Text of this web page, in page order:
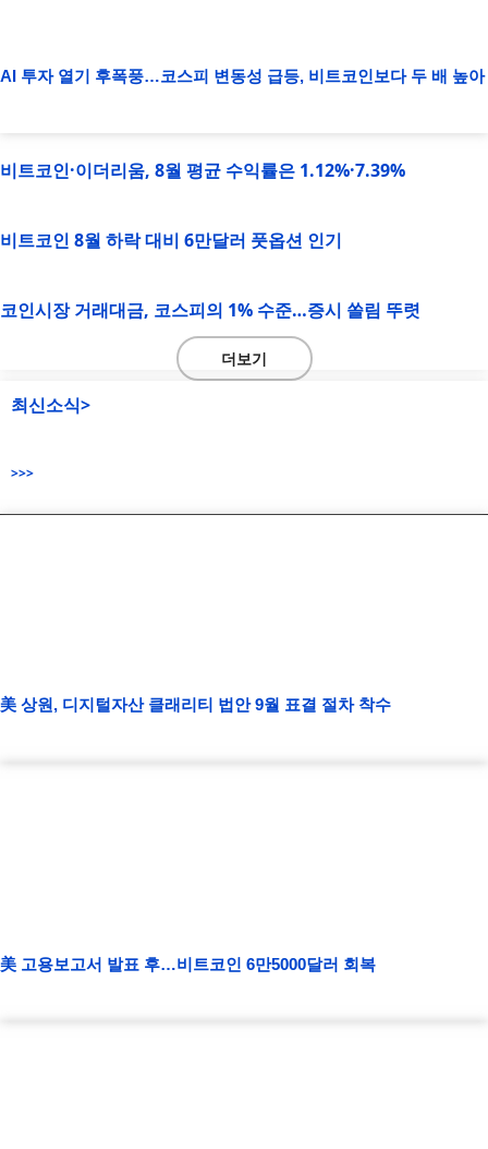
AI 투자 열기 후폭풍…코스피 변동성 급등, 비트코인보다 두 배 높아
비트코인·이더리움, 8월 평균 수익률은 1.12%·7.39%
비트코인 8월 하락 대비 6만달러 풋옵션 인기
코인시장 거래대금, 코스피의 1% 수준…증시 쏠림 뚜렷
더보기
최신소식>
>>>
美 상원, 디지털자산 클래리티 법안 9월 표결 절차 착수
美 고용보고서 발표 후…비트코인 6만5000달러 회복